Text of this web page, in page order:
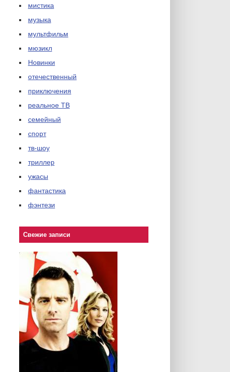
мистика
музыка
мультфильм
мюзикл
Новинки
отечественный
приключения
реальное ТВ
семейный
спорт
тв-шоу
триллер
ужасы
фантастика
фэнтези
Свежие записи